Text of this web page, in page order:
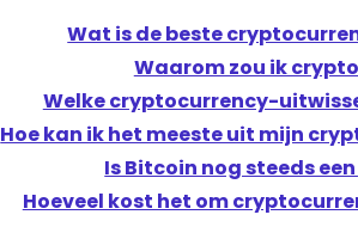
Wat is de beste
Waarom zou ik
Welke cryptocurrency-
Hoe kan ik het meeste uit mijn
Is Bitcoin nog steeds
Hoeveel kost het om